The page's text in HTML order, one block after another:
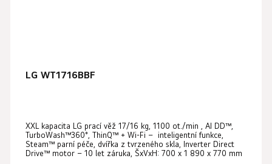
LG WT1716BBF
XXL kapacita LG prací věž 17/16 kg, 1100 ot./min , AI DD™,
TurboWash™360°, ThinQ™ + Wi-Fi – inteligentní funkce,
Steam™ parní péče, dvířka z tvrzeného skla, Inverter Direct
Drive™ motor – 10 let záruka, ŠxVxH: 700 x 1 890 x 770 mm